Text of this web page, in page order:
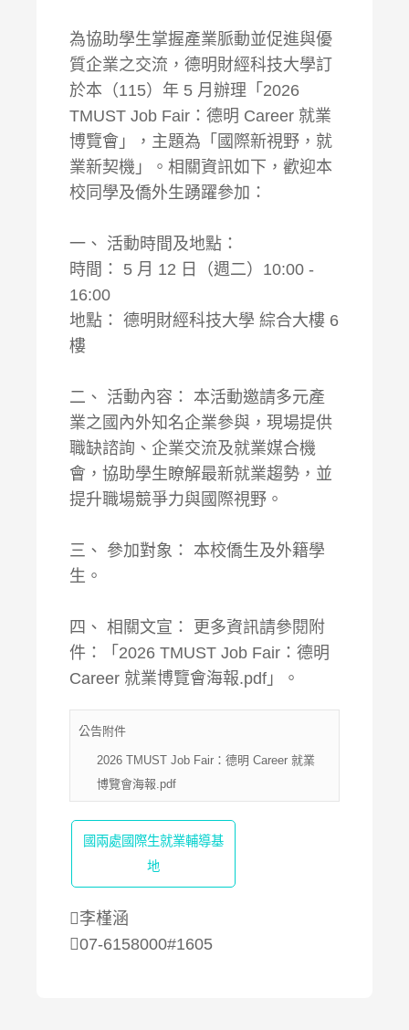
為協助學生掌握產業脈動並促進與優
質企業之交流，德明財經科技大學訂
於本（115）年 5 月辦理「2026
TMUST Job Fair：德明 Career 就業
博覽會」，主題為「國際新視野，就
業新契機」。相關資訊如下，歡迎本
校同學及僑外生踴躍參加：
一、 活動時間及地點：
時間： 5 月 12 日（週二）10:00 -
16:00
地點： 德明財經科技大學 綜合大樓 6
樓
二、 活動內容： 本活動邀請多元產
業之國內外知名企業參與，現場提供
職缺諮詢、企業交流及就業媒合機
會，協助學生瞭解最新就業趨勢，並
提升職場競爭力與國際視野。
三、 參加對象： 本校僑生及外籍學
生。
四、 相關文宣： 更多資訊請參閱附
件：「2026 TMUST Job Fair：德明
Career 就業博覽會海報.pdf」。
公告附件
2026 TMUST Job Fair：德明 Career 就業
博覽會海報.pdf
國兩處國際生就業輔導基
地
李槿涵
07-6158000#1605